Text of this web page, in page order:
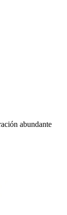
abundante